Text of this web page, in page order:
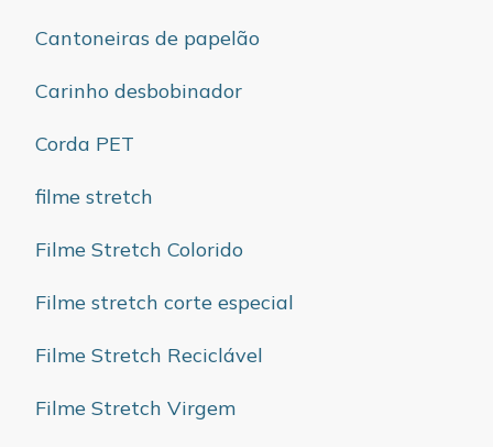
Cantoneiras de papelão
Carinho desbobinador
Corda PET
filme stretch
Filme Stretch Colorido
Filme stretch corte especial
Filme Stretch Reciclável
Filme Stretch Virgem